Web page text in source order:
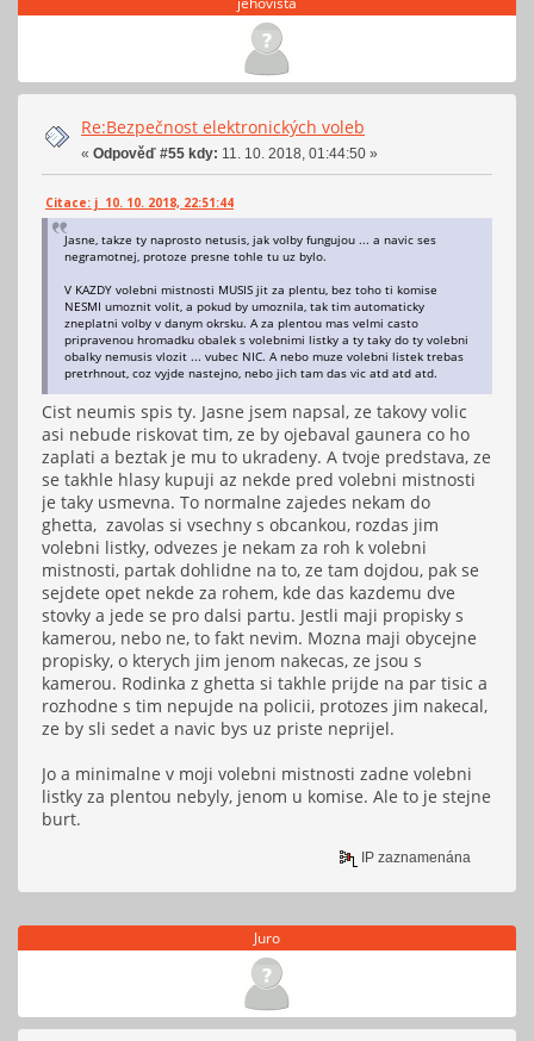
Re:Bezpečnost elektronických voleb
« Odpověď #55 kdy: 11. 10. 2018, 01:44:50 »
Citace: j 10. 10. 2018, 22:51:44
Jasne, takze ty naprosto netusis, jak volby fungujou ... a navic ses
negramotnej, protoze presne tohle tu uz bylo.
V KAZDY volebni mistnosti MUSIS jit za plentu, bez toho ti komise
NESMI umoznit volit, a pokud by umoznila, tak tim automaticky
zneplatni volby v danym okrsku. A za plentou mas velmi casto
pripravenou hromadku obalek s volebnimi listky a ty taky do ty volebni
obalky nemusis vlozit ... vubec NIC. A nebo muze volebni listek trebas
pretrhnout, coz vyjde nastejno, nebo jich tam das vic atd atd atd.
Cist neumis spis ty. Jasne jsem napsal, ze takovy volic
asi nebude riskovat tim, ze by ojebaval gaunera co ho
zaplati a beztak je mu to ukradeny. A tvoje predstava, ze
se takhle hlasy kupuji az nekde pred volebni mistnosti
je taky usmevna. To normalne zajedes nekam do
ghetta, zavolas si vsechny s obcankou, rozdas jim
volebni listky, odvezes je nekam za roh k volebni
mistnosti, partak dohlidne na to, ze tam dojdou, pak se
sejdete opet nekde za rohem, kde das kazdemu dve
stovky a jede se pro dalsi partu. Jestli maji propisky s
kamerou, nebo ne, to fakt nevim. Mozna maji obycejne
propisky, o kterych jim jenom nakecas, ze jsou s
kamerou. Rodinka z ghetta si takhle prijde na par tisic a
rozhodne s tim nepujde na policii, protozes jim nakecal,
ze by sli sedet a navic bys uz priste neprijel.
Jo a minimalne v moji volebni mistnosti zadne volebni
listky za plentou nebyly, jenom u komise. Ale to je stejne
burt.
IP zaznamenána
Juro